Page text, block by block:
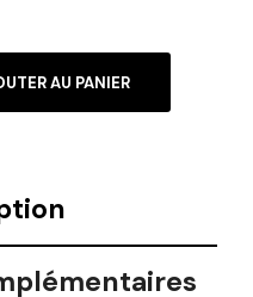
AU PANIER